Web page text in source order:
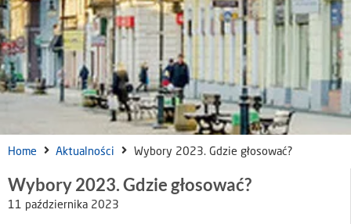
Home Aktualności Wybory 2023. Gdzie głosować?
Wybory 2023. Gdzie głosować?
11 października 2023